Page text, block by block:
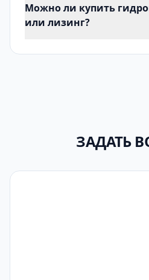
Можно ли купить
или лизинг?
ЗАДАТЬ